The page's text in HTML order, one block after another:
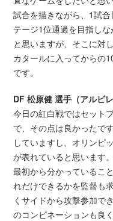
試合を描きながら、1試
テージ1位通過を目指し
と思いますが、そこに対
カタールに入ってからの
です。
DF 松原健 選手（アルビ
今日の紅白戦ではセット
で、その点は良かったで
していますし、オリンピ
が表れていると思います
最初から分かっているこ
れだけできるかを監督も
くサイドから攻撃参加で
のコンビネーションも良